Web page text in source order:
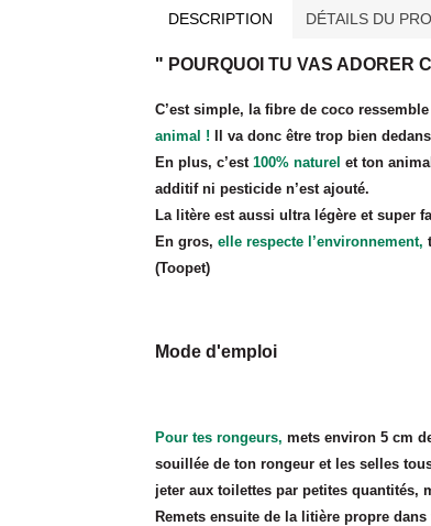
DESCRIPTION DÉTAILS DU
" POURQUOI TU VAS ADORER
C’est simple, la fibre de coco
animal !
Il va donc être trop bien
En plus, c’est 100% naturel et ton animal
additif ni pesticide n’est ajouté.
La litère est aussi ultra légère et super
En gros, elle respecte l’environnement,
(Toopet)
Mode d'emploi
Pour tes rongeurs, mets environ 5 cm
souillée de ton rongeur et les selles
jeter aux toilettes par petites quantités,
Remets ensuite de la litière propre dans